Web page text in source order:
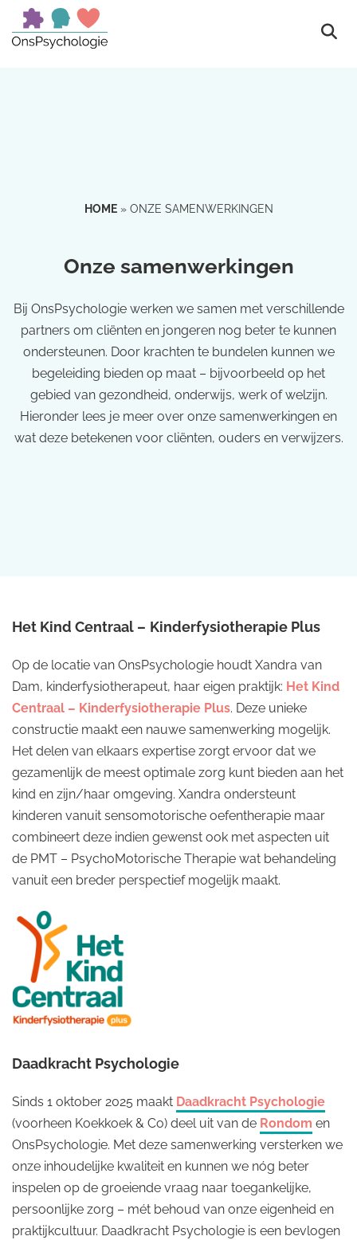
HOME» ONZE SAMENWERKINGEN
Onze samenwerkingen
Bij OnsPsychologie werken we samen met verschillende
partners om cliënten en jongeren nog beter te kunnen
ondersteunen. Door krachten te bundelen kunnen we
begeleiding bieden op maat – bijvoorbeeld op het
gebied van gezondheid, onderwijs, werk of welzijn.
Hieronder lees je meer over onze samenwerkingen en
wat deze betekenen voor cliënten, ouders en verwijzers.
Het Kind Centraal – Kinderfysiotherapie Plus
Op de locatie van OnsPsychologie houdt Xandra van
Dam, kinderfysiotherapeut, haar eigen praktijk: Het Kind
Centraal – Kinderfysiotherapie Plus. Deze unieke
constructie maakt een nauwe samenwerking mogelijk.
Het delen van elkaars expertise zorgt ervoor dat we
gezamenlijk de meest optimale zorg kunt bieden aan het
kind en zijn/haar omgeving. Xandra ondersteunt
kinderen vanuit sensomotorische oefentherapie maar
combineert deze indien gewenst ook met aspecten uit
de PMT – PsychoMotorische Therapie wat behandeling
vanuit een breder perspectief mogelijk maakt.
Daadkracht Psychologie
Sinds 1 oktober 2025 maakt Daadkracht Psychologie
(voorheen Koekkoek & Co) deel uit van de Rondom en
OnsPsychologie. Met deze samenwerking versterken we
onze inhoudelijke kwaliteit en kunnen we nóg beter
inspelen op de groeiende vraag naar toegankelijke,
persoonlijke zorg – mét behoud van onze eigenheid en
praktijkcultuur. Daadkracht Psychologie is een bevlogen